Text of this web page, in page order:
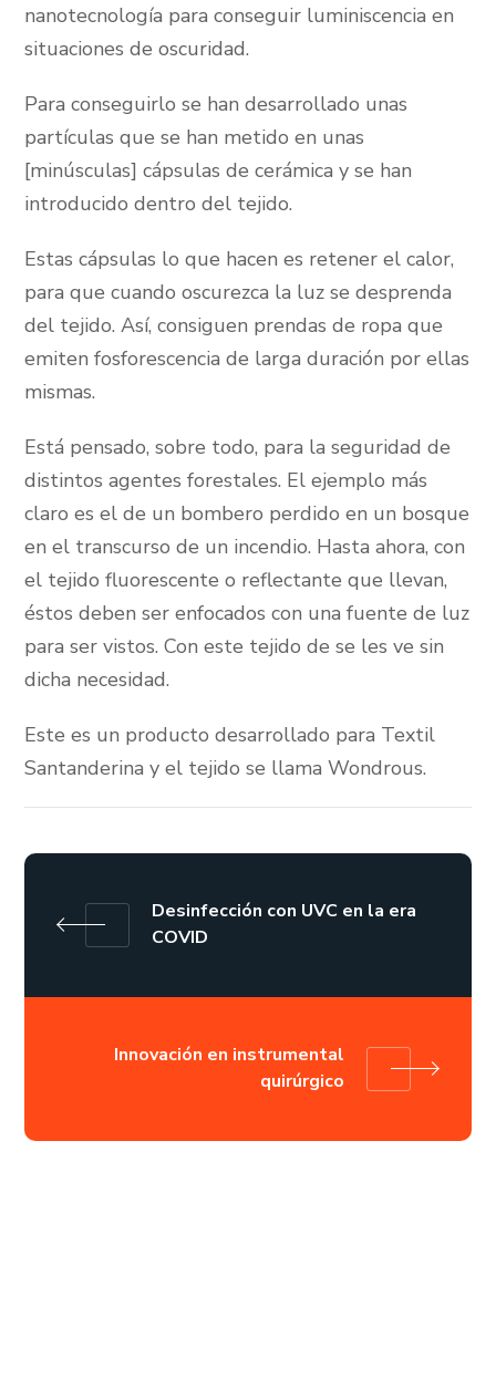
nanotecnología para conseguir luminiscencia en
situaciones de oscuridad.
Para conseguirlo se han desarrollado unas
partículas que se han metido en unas
[minúsculas] cápsulas de cerámica y se han
introducido dentro del tejido.
Estas cápsulas lo que hacen es retener el calor,
para que cuando oscurezca la luz se desprenda
del tejido. Así, consiguen prendas de ropa que
emiten fosforescencia de larga duración por ellas
mismas.
Está pensado, sobre todo, para la seguridad de
distintos agentes forestales. El ejemplo más
claro es el de un bombero perdido en un bosque
en el transcurso de un incendio. Hasta ahora, con
el tejido fluorescente o reflectante que llevan,
éstos deben ser enfocados con una fuente de luz
para ser vistos. Con este tejido de se les ve sin
dicha necesidad.
Este es un producto desarrollado para Textil
Santanderina y el tejido se llama Wondrous.
Desinfección con UVC en la era
COVID
Innovación en instrumental
quirúrgico